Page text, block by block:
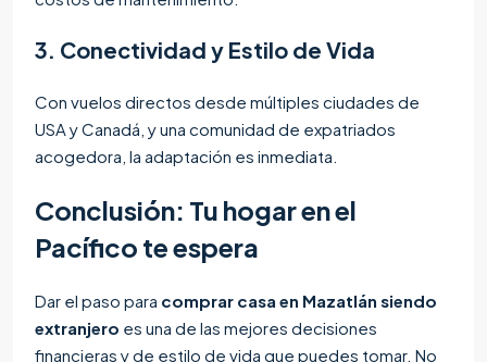
3. Conectividad y Estilo de Vida
Con vuelos directos desde múltiples ciudades de
USA y Canadá, y una comunidad de expatriados
acogedora, la adaptación es inmediata.
Conclusión: Tu hogar en el
Pacífico te espera
Dar el paso para comprar casa en Mazatlán siendo
extranjero es una de las mejores decisiones
financieras y de estilo de vida que puedes tomar. No